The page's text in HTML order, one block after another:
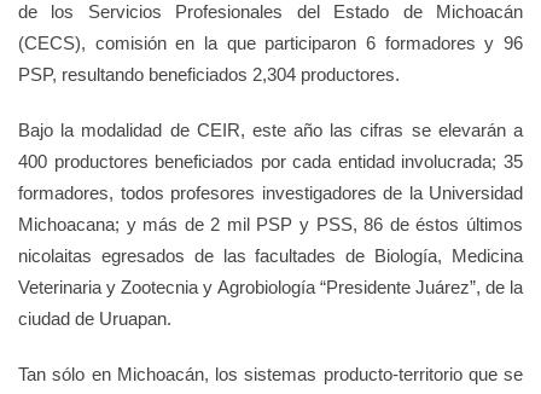
de los Servicios Profesionales del Estado de Michoacán
(CECS), comisión en la que participaron 6 formadores y 96
PSP, resultando beneficiados 2,304 productores.
Bajo la modalidad de CEIR, este año las cifras se elevarán a
400 productores beneficiados por cada entidad involucrada; 35
formadores, todos profesores investigadores de la Universidad
Michoacana; y más de 2 mil PSP y PSS, 86 de éstos últimos
nicolaitas egresados de las facultades de Biología, Medicina
Veterinaria y Zootecnia y Agrobiología “Presidente Juárez”, de la
ciudad de Uruapan.
Tan sólo en Michoacán, los sistemas producto-territorio que se